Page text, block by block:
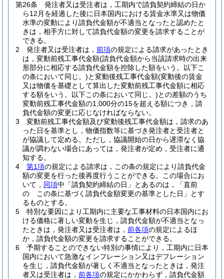
第26条
発注者又は受注者は，工期内で請負契約締結の日か
ら12月を経過した後に日本国内における賃金水準又は物価
水準の変動により請負代金額が不適当となったと認めたと
きは，相手方に対して請負代金額の変更を請求することが
できる。
2
発注者又は受注者は， 前項の規定による請求があったとき
は，変動前残工事代金額(請負代金額から当該請求時の出来
形部分に相応する請負代金額を控除した額をいう。以下こ
の条において同じ。)と変動後残工事代金額(変動後の賃金
又は物価を基礎として算出した変動前残工事代金額に相応
する額をいう。以下この条において同じ。)との差額のうち
変動前残工事代金額の1,000分の15を超える額につき，請
負代金額の変更に応じなければならない。
3
変動前残工事代金額及び変動後残工事代金額は，請求のあ
った日を基準とし，物価指数等に基づき発注者と受注者と
が協議して定める。 ただし，協議開始の日から遅滞なく協
議が調わない場合にあっては，発注者が定め，受注者に通
知する。
4
第1項の規定による請求は，この条の規定により請負代金
額の変更を行った後再度行うことができる。
この場合にお
いて， 同項中「請負契約締結の日」とあるのは，「直前
の この条に基づく請負代金額変更の基準とした日」とす
るものとする。
5
特別な要因により工期内に主要な工事材料の日本国内にお
ける価格に著しい変動を生じ，請負代金額が不適当となっ
たときは，発注者又は受注者は， 前各項の規定によるほ
か，請負代金額の変更を請求することができる。
6
予期することのできない特別の事情により，工期内に日本
国内において急激なインフレーション又はデフレーション
を生じ，請負代金額が著しく不適当となったときは，発注
者又は受注者は， 前各項の規定にかかわらず，請負代金額